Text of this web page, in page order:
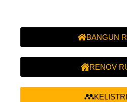
BANGUN
RENOV